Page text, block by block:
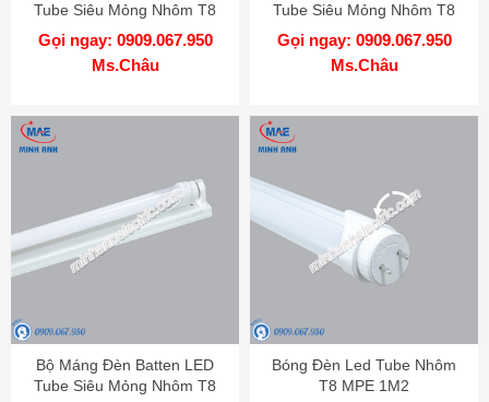
Tube Siêu Mỏng Nhôm T8
Bóng Đôi MPE 60cm
Gọi ngay: 0909.067.950
Ms.Châu
Tube Siêu Mỏng Nhôm T8
Bóng Đơn MPE 1m2
Gọi ngay: 0909.067.950
Ms.Châu
Bộ Máng Đèn Batten LED
Tube Siêu Mỏng Nhôm T8
Bóng Đèn Led Tube Nhôm
T8 MPE 1M2